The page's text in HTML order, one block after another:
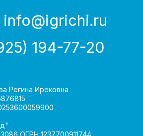
Регина Ирековна
ОГРН 1237700911744
194-77-20
info@igrichi.ru